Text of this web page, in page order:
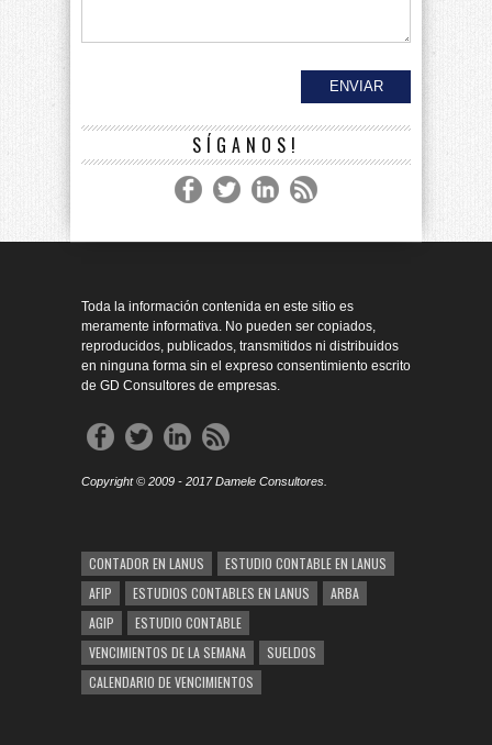
SÍGANOS!
Toda la información contenida en este sitio es
meramente informativa. No pueden ser copiados,
reproducidos, publicados, transmitidos ni distribuidos
en ninguna forma sin el expreso consentimiento escrito
de GD Consultores de empresas.
Copyright © 2009 - 2017 Damele Consultores.
CONTADOR EN LANUS
ESTUDIO CONTABLE EN LANUS
AFIP
ESTUDIOS CONTABLES EN LANUS
ARBA
AGIP
ESTUDIO CONTABLE
VENCIMIENTOS DE LA SEMANA
SUELDOS
CALENDARIO DE VENCIMIENTOS